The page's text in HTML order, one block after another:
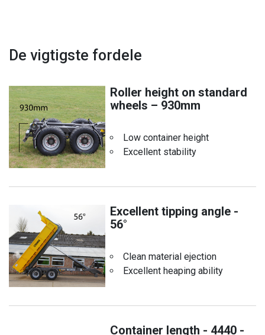
De vigtigste fordele
Roller height on standard
wheels – 930mm
Low container height
Excellent stability
Excellent tipping angle -
56°
Clean material ejection
Excellent heaping ability
Container length - 4440 -